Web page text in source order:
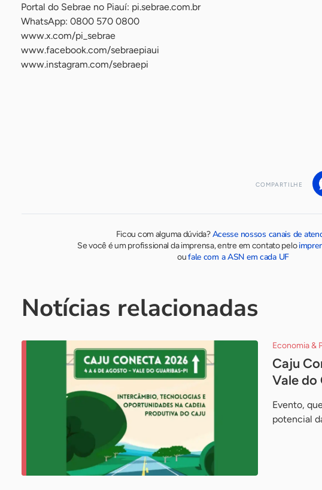
Portal do Sebrae no Piauí: pi.sebrae.com.br
WhatsApp: 0800 570 0800
www.x.com/pi_sebrae
www.facebook.com/sebraepiaui
www.instagram.com/sebraepi
COMPARTILHE
Ficou com alguma dúvida?Acesse nossos canais de
Se você é um profissional da imprensa, entre em contato pelo
oufale com a ASN em cada UF
Notícias relacionadas
Economia &
Caju
Vale do
Evento,
potencial